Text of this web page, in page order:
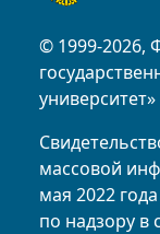
© 1999-2026,
университет»
массовой
мая 2022
по надзору